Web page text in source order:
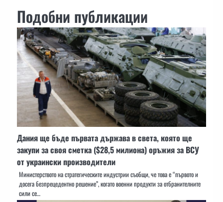
Подобни публикации
Дания ще бъде първата държава в света, която ще
закупи за своя сметка ($28,5 милиона) оръжия за ВСУ
от украински производители
Министерството на стратегическите индустрии съобщи, че това е “първото и
досега безпрецедентно решение”, когато военни продукти за отбранителните
сили се…